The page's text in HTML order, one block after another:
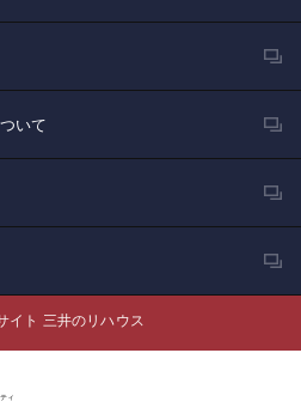
いて
イト 三井のリハウス